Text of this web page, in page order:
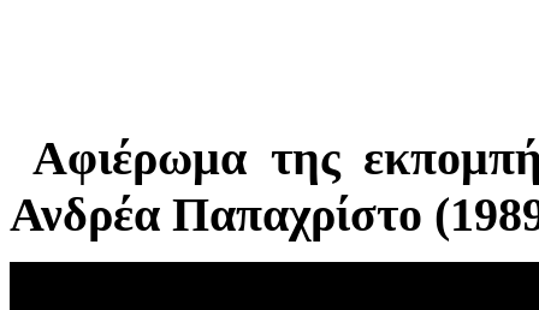
Αφιέρωμα της
Ανδρέα Παπαχρίστο